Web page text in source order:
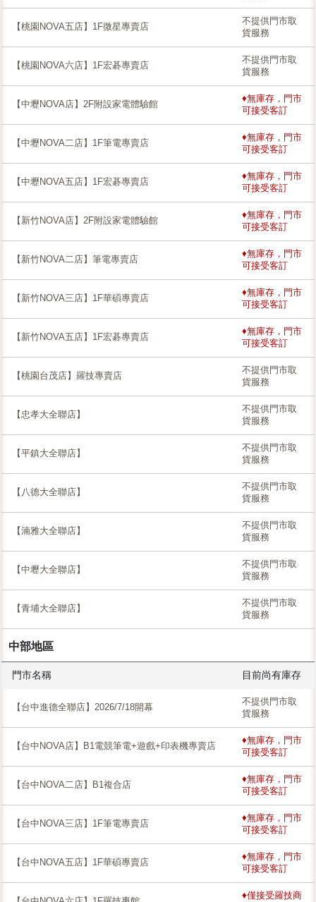
【桃園NOVA五店】1F微星專賣店
不提供門市取
貨服務
【桃園NOVA六店】1F宏碁專賣店
不提供門市取
貨服務
【中壢NOVA店】2F附設家電體驗館
♦無庫存，門市
可接受客訂
【中壢NOVA二店】1F筆電專賣店
♦無庫存，門市
可接受客訂
【中壢NOVA五店】1F宏碁專賣店
♦無庫存，門市
可接受客訂
【新竹NOVA店】2F附設家電體驗館
♦無庫存，門市
可接受客訂
【新竹NOVA二店】筆電專賣店
♦無庫存，門市
可接受客訂
【新竹NOVA三店】1F華碩專賣店
♦無庫存，門市
可接受客訂
【新竹NOVA五店】1F宏碁專賣店
♦無庫存，門市
可接受客訂
【桃園台茂店】羅技專賣店
不提供門市取
貨服務
【忠孝大全聯店】
不提供門市取
貨服務
【平鎮大全聯店】
不提供門市取
貨服務
【八德大全聯店】
不提供門市取
貨服務
【湳雅大全聯店】
不提供門市取
貨服務
【中壢大全聯店】
不提供門市取
貨服務
【青埔大全聯店】
不提供門市取
貨服務
中部地區
門市名稱 目前尚有庫存
【台中進德全聯店】2026/7/18開幕
不提供門市取
貨服務
【台中NOVA店】B1電競筆電+遊戲+印表機專賣店
♦無庫存，門市
可接受客訂
【台中NOVA二店】B1複合店
♦無庫存，門市
可接受客訂
【台中NOVA三店】1F筆電專賣店
♦無庫存，門市
可接受客訂
【台中NOVA五店】1F華碩專賣店
♦無庫存，門市
可接受客訂
♦僅接受羅技商